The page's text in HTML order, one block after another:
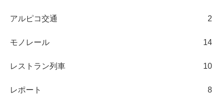
アルピコ交通 2
モノレール 14
レストラン列車 10
レポート 8